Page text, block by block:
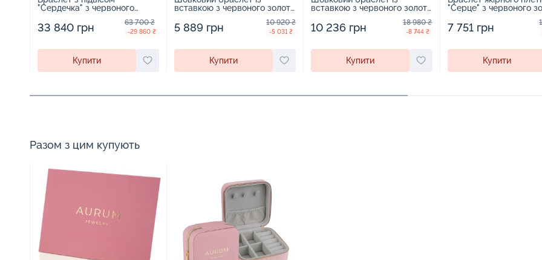
"Сердечка" з червоного
886227
33 840 грн 63 700 ₴
-29 860 ₴
Купити
вставкою з червоного золота
5 889 грн 10 920 ₴
-5 031 ₴
Купити
вставкою з червоного золота
10 236 грн 18 980 ₴
-8 744 ₴
Купити
"Серце" з червоного
7 751 грн
Купити
Разом з цим купують